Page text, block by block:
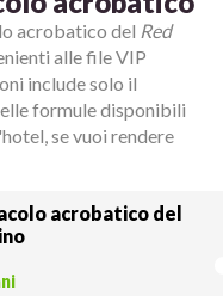
acrobatico del Red
alle file VIP
include solo il
formule disponibili
se vuoi rendere
acrobatico del